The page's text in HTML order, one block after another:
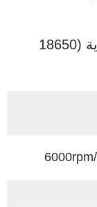
2: 20V-5AH بطارية (18650